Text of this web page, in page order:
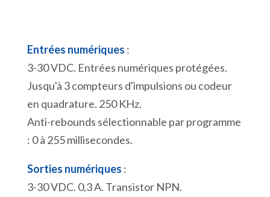
Entrées numériques :
3-30 VDC. Entrées numériques protégées.
Jusqu'à 3 compteurs d'impulsions ou codeur
en quadrature. 250 KHz.
Anti-rebounds sélectionnable par programme
: 0 à 255 millisecondes.
Sorties numériques :
3-30 VDC. 0,3 A. Transistor NPN.